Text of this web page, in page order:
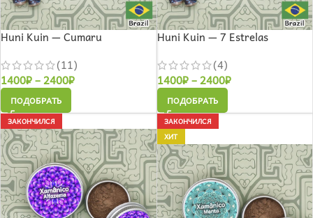
Huni Kuin — Cumaru
(11)
1400₽–2400₽
ПОДОБРАТЬ
Huni Kuin — 7 Estrelas
(4)
1400₽–2400₽
ПОДОБРАТЬ
ЗАКОНЧИЛСЯ
ЗАКОНЧИЛСЯ
ХИТ